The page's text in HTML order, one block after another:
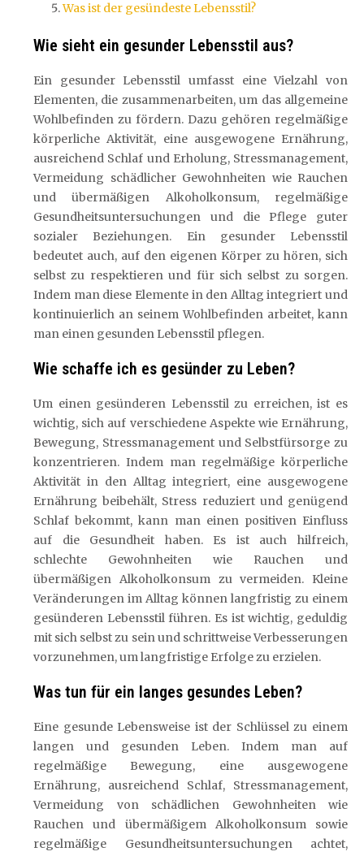
Was ist der gesündeste Lebensstil?
Wie sieht ein gesunder Lebensstil aus?
Ein gesunder Lebensstil umfasst eine Vielzahl von
Elementen, die zusammenarbeiten, um das allgemeine
Wohlbefinden zu fördern. Dazu gehören regelmäßige
körperliche Aktivität, eine ausgewogene Ernährung,
ausreichend Schlaf und Erholung, Stressmanagement,
Vermeidung schädlicher Gewohnheiten wie Rauchen
und übermäßigen Alkoholkonsum, regelmäßige
Gesundheitsuntersuchungen und die Pflege guter
sozialer Beziehungen. Ein gesunder Lebensstil
bedeutet auch, auf den eigenen Körper zu hören, sich
selbst zu respektieren und für sich selbst zu sorgen.
Indem man diese Elemente in den Alltag integriert und
kontinuierlich an seinem Wohlbefinden arbeitet, kann
man einen gesunden Lebensstil pflegen.
Wie schaffe ich es gesünder zu Leben?
Um einen gesünderen Lebensstil zu erreichen, ist es
wichtig, sich auf verschiedene Aspekte wie Ernährung,
Bewegung, Stressmanagement und Selbstfürsorge zu
konzentrieren. Indem man regelmäßige körperliche
Aktivität in den Alltag integriert, eine ausgewogene
Ernährung beibehält, Stress reduziert und genügend
Schlaf bekommt, kann man einen positiven Einfluss
auf die Gesundheit haben. Es ist auch hilfreich,
schlechte Gewohnheiten wie Rauchen und
übermäßigen Alkoholkonsum zu vermeiden. Kleine
Veränderungen im Alltag können langfristig zu einem
gesünderen Lebensstil führen. Es ist wichtig, geduldig
mit sich selbst zu sein und schrittweise Verbesserungen
vorzunehmen, um langfristige Erfolge zu erzielen.
Was tun für ein langes gesundes Leben?
Eine gesunde Lebensweise ist der Schlüssel zu einem
langen und gesunden Leben. Indem man auf
regelmäßige Bewegung, eine ausgewogene
Ernährung, ausreichend Schlaf, Stressmanagement,
Vermeidung von schädlichen Gewohnheiten wie
Rauchen und übermäßigem Alkoholkonsum sowie
regelmäßige Gesundheitsuntersuchungen achtet,